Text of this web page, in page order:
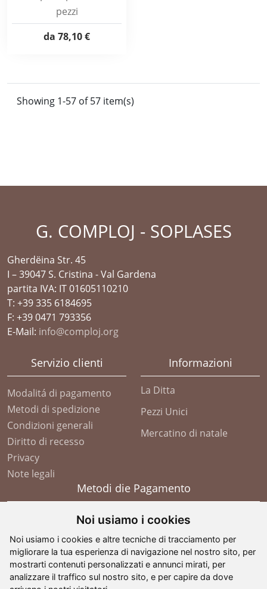
Noi usiamo i cookies
Noi usiamo i cookies e altre tecniche di tracciamento per
migliorare la tua esperienza di navigazione nel nostro sito, per
mostrarti contenuti personalizzati e annunci mirati, per
analizzare il traffico sul nostro sito, e per capire da dove
pezzi
da 78,10 €
Showing 1-57 of 57 item(s)
G. COMPLOJ - SOPLASES
Gherdëina Str. 45
I – 39047 S. Cristina - Val Gardena
partita IVA: IT 01605110210
T: +39 335 6184695
F: +39 0471 793356
E-Mail: info@comploj.org
Servizio clienti
Modalitá di pagamento
Metodi di spedizione
Condizioni generali
Diritto di recesso
Privacy
Note legali
Informazioni
La Ditta
Pezzi Unici
Mercatino di natale
Metodi die Pagamento